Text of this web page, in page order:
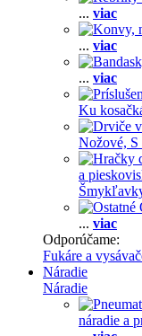
... viac
... viac
... viac
Ku
Nožové,
a
... viac
Odporúčame:
Fukáre a
Náradie
Náradie
náradie a